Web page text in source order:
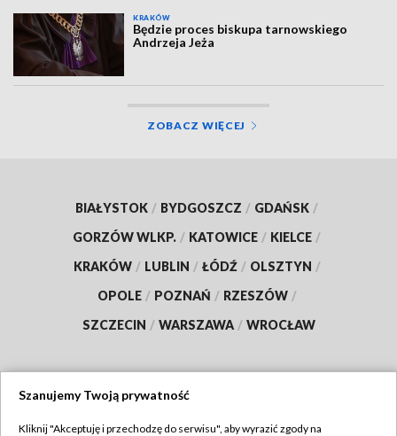
KRAKÓW
Będzie proces biskupa tarnowskiego
Andrzeja Jeża
ZOBACZ WIĘCEJ
BIAŁYSTOK / BYDGOSZCZ / GDAŃSK /
GORZÓW WLKP. / KATOWICE / KIELCE /
KRAKÓW / LUBLIN / ŁÓDŹ / OLSZTYN /
OPOLE / POZNAŃ / RZESZÓW /
SZCZECIN / WARSZAWA / WROCŁAW
Szanujemy Twoją prywatność
Kliknij "Akceptuję i przechodzę do serwisu", aby wyrazić zgody na